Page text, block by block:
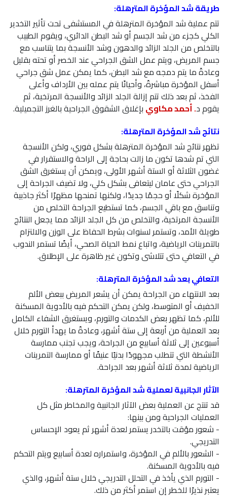
طريقة شد المؤخرة المترهلة:
تتم عملية شد المؤخرة المترهلة في المستشفى تحت تأثير التخدير
الكلي كجزء من شد الجسم أو شد البطن الدائري، ويقوم الطبيب
بالتخلص من الجلد الزائد والدهون وشد الأنسجة بما يتناسب مع
جسم المريض، ويتم عمل الشق الجراحي عند الخصر أو تحته بقليل
وعادةً ما يتم دمجه مع شد البطن، كما يمكن عمل شق جراحي
أسفل المؤخرة مباشرةً، وأحيانًا يتم عمله بين الأرداف وأعلى
الفخذ، ثم بعد ذلك تتم إزالة الجلد الزائد والأنسجة المرتخية، ثم
يقوم د. أحمد مكاوي بإغلاق الشقوق الجراحية بالغرز التجميلية.
نتائج شد المؤخرة المترهلة:
تظهر نتائج شد المؤخرة المترهلة بشكل فوري، ولكن الأنسجة
التي تم شدها تكون ما زالت بحاجة إلى الراحة والاستقرار في
غضون الثلاثة أو الستة أشهر الأولى، ويمكن أن يستغرق الشق
الجراحي حتى عامان ليتعافى بشكل كلي، ولا تضيف الجراحة إلى
المؤخرة شكلًا أو حجمًا جديدًا، ولكنها تمنحها مظهرًا أكثر جاذبية
وتناسق مع باقي الجسم، كما تستطيع الجراحة التخلص من
الأنسجة المرتخية، والتخلص من كل الجلد الزائد مما يجعل النتائج
طويلة الأمد، وتستمر لسنوات بشرط الحفاظ على الوزن والالتزام
بالتمرينات الرياضية، واتباع نمط الحياة الصحي، أيضًا تستمر الندوب
في التعافي حتى تتلاشى وتكون غير ظاهرة على الإطلاق.
التعافي بعد شد المؤخرة المترهلة:
بعد الانتهاء من الجراحة يمكن أن يشعر المريض ببعض الألم
الخفيف أو المتوسط، ولكن يمكن التحكم فيه بالأدوية المسكنة
للألم، كما تظهر بعض الكدمات والتورم، ويستغرق الشفاء الكامل
بعد العملية من أربعة إلى ستة أشهر، وعادةً ما يهدأ التورم خلال
أسبوعين إلى ثلاثة أسابيع من الجراحة، ويجب تجنب ممارسة
الأنشطة التي تتطلب مجهودًا بدنيًا عنيفًا أو ممارسة التمرينات
الرياضية لمدة ثلاثة أشهر بعد الجراحة.
الآثار الجانبية لعملية شد المؤخرة المترهلة:
قد تنتج عن العملية بعض الآثار الجانبية والمخاطر مثل كل
العمليات الجراحية ومن بينها:
- شعور مؤقت بالتخدر يستمر لعدة أشهر ثم يعود الإحساس
التدريجي.
- الشعور بالألم في المؤخرة، واستمراره لعدة أسابيع ويتم التحكم
فيه بالأدوية المسكنة.
- التورم الذي يأخذ في التحلل التدريجي خلال ستة أشهر، والذي
يعتبر نذيرًا للخطر إن استمر أكثر من ذلك.